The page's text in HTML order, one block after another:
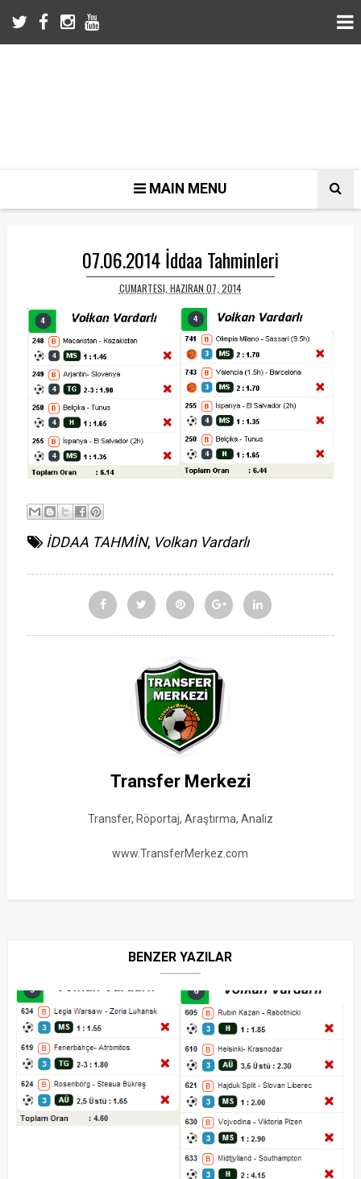
MAIN MENU
07.06.2014 İddaa Tahminleri
CUMARTESI, HAZIRAN 07, 2014
İDDAA TAHMİN, Volkan Vardarlı
Transfer Merkezi
Transfer, Röportaj, Araştırma, Analiz
www.TransferMerkez.com
BENZER YAZILAR